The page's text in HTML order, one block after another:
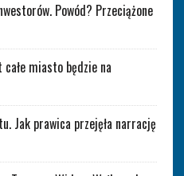
Powód? Przeciążone
miasto będzie na
Jak prawica przejęła narrację